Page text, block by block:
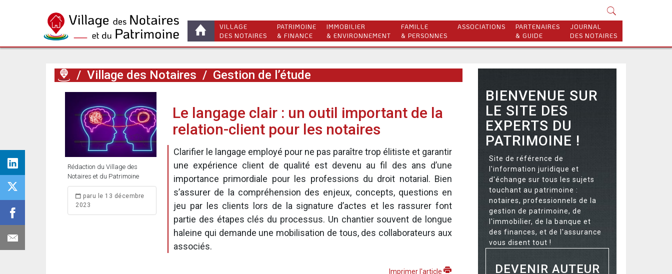
VILLAGE
DES NOTAIRES
PATRIMOINE
& FINANCE
IMMOBILIER
& ENVIRONNEMENT
FAMILLE
& PERSONNES
ASSOCIATIONS
PARTENAIRES
& GUIDE
JOURNAL
DES NOTAIRES
/ Village des Notaires / Gestion de l’étude
Rédaction du Village des
Notaires et du Patrimoine
paru le 13 décembre
2023
Le langage clair : un outil important de la
relation-client pour les notaires
Clarifier le langage employé pour ne pas paraître trop élitiste et garantir
une expérience client de qualité est devenu au fil des ans d’une
importance primordiale pour les professions du droit notarial. Bien
s’assurer de la compréhension des enjeux, concepts, questions en
jeu par les clients lors de la signature d’actes et les rassurer font
partie des étapes clés du processus. Un chantier souvent de longue
haleine qui demande une mobilisation de tous, des collaborateurs aux
associés.
Imprimer l'article
BIENVENUE SUR
LE SITE DES
EXPERTS DU
PATRIMOINE !
Site de référence de
l'information juridique et
d'échange sur tous les sujets
touchant au patrimoine :
notaires, professionnels de la
gestion de patrimoine, de
l'immobilier, de la banque et
des finances, et de l'assurance
vous disent tout !
DEVENIR AUTEUR